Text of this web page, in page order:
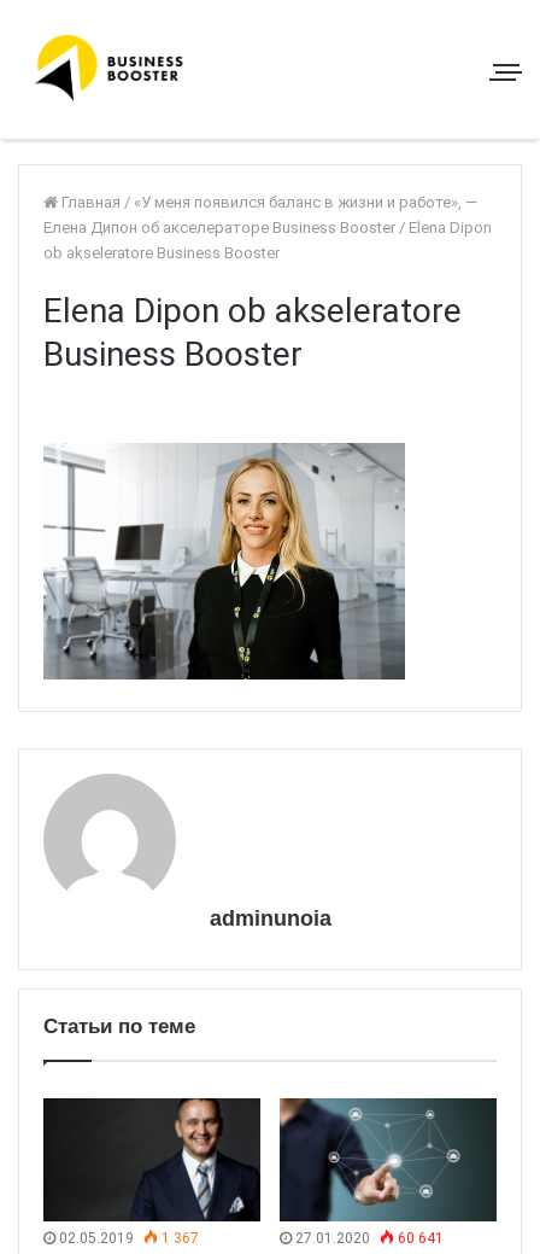
Главная / «У меня появился баланс в жизни и работе», —
Елена Дипон об акселераторе Business Booster / Elena Dipon
ob akseleratore Business Booster
Elena Dipon ob akseleratore
Business Booster
adminunoia
Статьи по теме
02.05.2019 1 367 27.01.2020 60 641